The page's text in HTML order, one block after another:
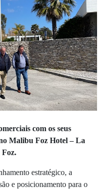
com os seus
Malibu Foz Hotel – La
Foz.
estratégico, a
e posicionamento para o